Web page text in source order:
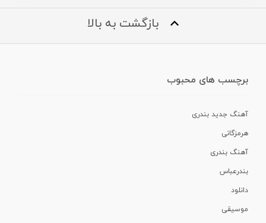
بازگشت به بالا
برچسب های محبوب
آهنگ جدید بندری
هرمزگانی
آهنگ بندری
بندرعباس
دانلود
موسیقی